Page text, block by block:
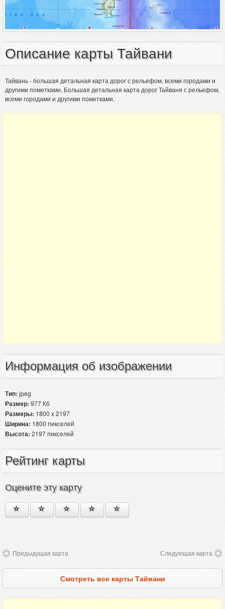
Описание карты Тайвани
Тайвань - большая детальная карта дорог с рельефом, всеми городами и
другими пометками. Большая детальная карта дорог Тайваня с рельефом,
всеми городами и другими пометками.
Информация об изображении
Тип:jpeg
Размер:977 Кб
Размеры:1800 x 2197
Ширина:1800 пикселей
Высота:2197 пикселей
Рейтинг карты
Оцените эту карту
Предыдущая карта Следующая карта
Смотреть все карты Тайвани